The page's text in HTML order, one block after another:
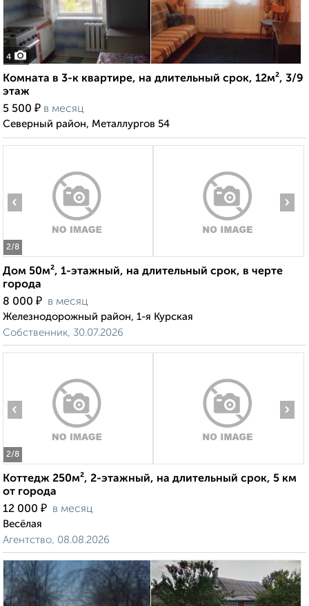
4
Комната в 3-к квартире, на длительный срок, 12м², 3/9
этаж
5 500 ₽ в месяц
Северный район, Металлургов 54
2/8
‹ ›
Дом 50м², 1-этажный, на длительный срок, в черте
города
8 000 ₽ в месяц
Железнодорожный район, 1-я Курская
Собственник, 30.07.2026
2/8
‹ ›
Коттедж 250м², 2-этажный, на длительный срок, 5 км
от города
12 000 ₽ в месяц
Весёлая
Агентство, 08.08.2026